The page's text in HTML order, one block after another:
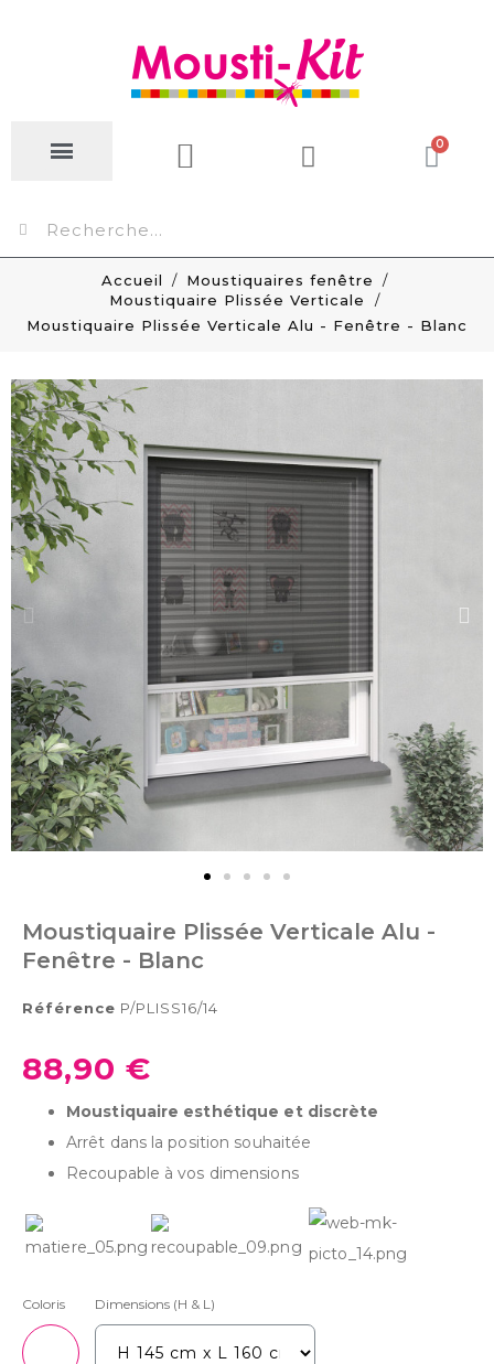
Accueil
Moustiquaires fenêtre
Moustiquaire Plissée Verticale
Moustiquaire Plissée Verticale Alu - Fenêtre - Blanc
Moustiquaire Plissée Verticale Alu -
Fenêtre - Blanc
Référence P/PLISS16/14
88,90 €
Moustiquaire esthétique et discrète
Arrêt dans la position souhaitée
Recoupable à vos dimensions
Coloris Dimensions (H & L)